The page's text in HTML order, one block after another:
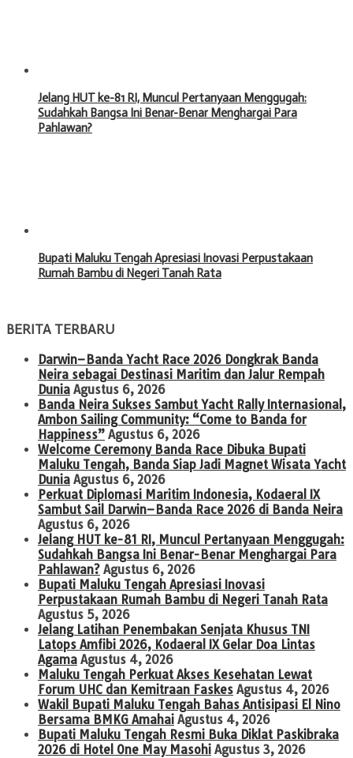
Jelang HUT ke-81 RI, Muncul Pertanyaan Menggugah:
Sudahkah Bangsa Ini Benar-Benar Menghargai Para
Pahlawan?
Bupati Maluku Tengah Apresiasi Inovasi Perpustakaan
Rumah Bambu di Negeri Tanah Rata
BERITA TERBARU
Darwin–Banda Yacht Race 2026 Dongkrak Banda
Neira sebagai Destinasi Maritim dan Jalur Rempah
Dunia Agustus 6, 2026
Banda Neira Sukses Sambut Yacht Rally Internasional,
Ambon Sailing Community: “Come to Banda for
Happiness” Agustus 6, 2026
Welcome Ceremony Banda Race Dibuka Bupati
Maluku Tengah, Banda Siap Jadi Magnet Wisata Yacht
Dunia Agustus 6, 2026
Perkuat Diplomasi Maritim Indonesia, Kodaeral IX
Sambut Sail Darwin–Banda Race 2026 di Banda Neira
Agustus 6, 2026
Jelang HUT ke-81 RI, Muncul Pertanyaan Menggugah:
Sudahkah Bangsa Ini Benar-Benar Menghargai Para
Pahlawan? Agustus 6, 2026
Bupati Maluku Tengah Apresiasi Inovasi
Perpustakaan Rumah Bambu di Negeri Tanah Rata
Agustus 5, 2026
Jelang Latihan Penembakan Senjata Khusus TNI
Latops Amfibi 2026, Kodaeral IX Gelar Doa Lintas
Agama Agustus 4, 2026
Maluku Tengah Perkuat Akses Kesehatan Lewat
Forum UHC dan Kemitraan Faskes Agustus 4, 2026
Wakil Bupati Maluku Tengah Bahas Antisipasi El Nino
Bersama BMKG Amahai Agustus 4, 2026
Bupati Maluku Tengah Resmi Buka Diklat Paskibraka
2026 di Hotel One May Masohi Agustus 3, 2026